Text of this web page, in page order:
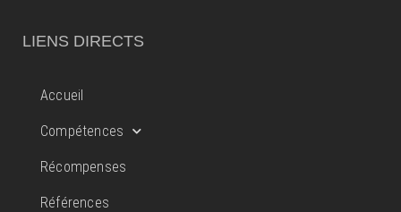
LIENS DIRECTS
Accueil
Compétences
Récompenses
Références